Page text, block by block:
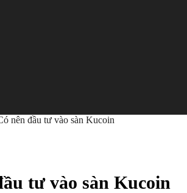
nên đầu tư vào sàn Kucoin
tư vào sàn Kucoin